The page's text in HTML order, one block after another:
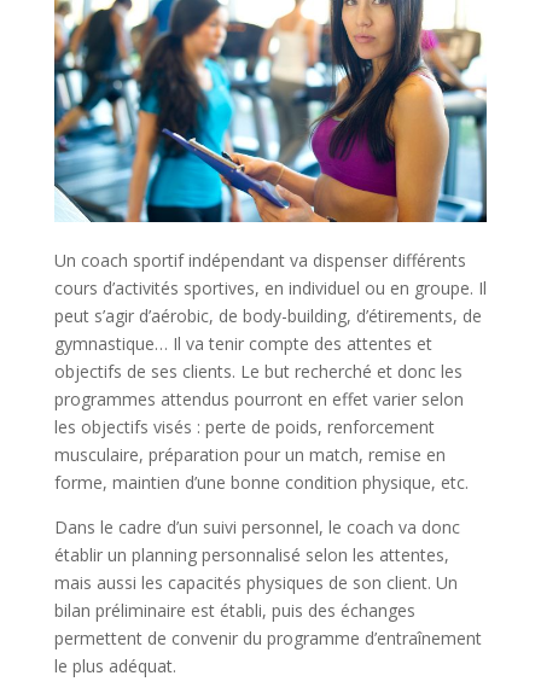
Un coach sportif indépendant va dispenser différents
cours d’activités sportives, en individuel ou en groupe. Il
peut s’agir d’aérobic, de body-building, d’étirements, de
gymnastique… Il va tenir compte des attentes et
objectifs de ses clients. Le but recherché et donc les
programmes attendus pourront en effet varier selon
les objectifs visés : perte de poids, renforcement
musculaire, préparation pour un match, remise en
forme, maintien d’une bonne condition physique, etc.
Dans le cadre d’un suivi personnel, le coach va donc
établir un planning personnalisé selon les attentes,
mais aussi les capacités physiques de son client. Un
bilan préliminaire est établi, puis des échanges
permettent de convenir du programme d’entraînement
le plus adéquat.